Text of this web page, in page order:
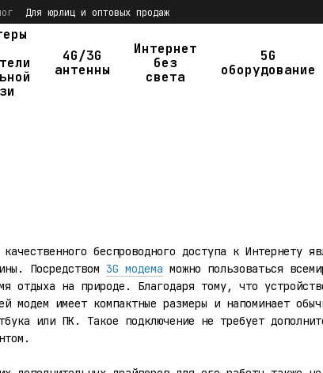
Для юрлиц и оптовых продаж
4G/3G
антенны
Интернет
без
света
5G
оборудование
беспроводного доступа к Интернету
Посредством 3G модема можно пользоваться
отдыха на природе. Благодаря тому, что
модем имеет компактные размеры и напоминает
или ПК. Такое подключение не требует